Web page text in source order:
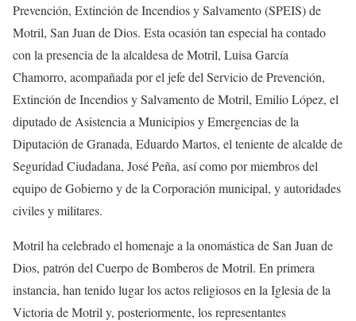
Prevención, Extinción de Incendios y Salvamento (SPEIS) de
Motril, San Juan de Dios. Esta ocasión tan especial ha contado
con la presencia de la alcaldesa de Motril, Luisa García
Chamorro, acompañada por el jefe del Servicio de Prevención,
Extinción de Incendios y Salvamento de Motril, Emilio López, el
diputado de Asistencia a Municipios y Emergencias de la
Diputación de Granada, Eduardo Martos, el teniente de alcalde de
Seguridad Ciudadana, José Peña, así como por miembros del
equipo de Gobierno y de la Corporación municipal, y autoridades
civiles y militares.
Motril ha celebrado el homenaje a la onomástica de San Juan de
Dios, patrón del Cuerpo de Bomberos de Motril. En primera
instancia, han tenido lugar los actos religiosos en la Iglesia de la
Victoria de Motril y, posteriormente, los representantes